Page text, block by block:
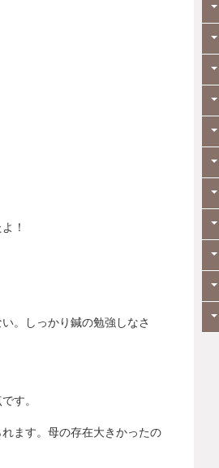
！
。しっかり鍼の勉強しなさ
す。
ます。母の存在大きかったの